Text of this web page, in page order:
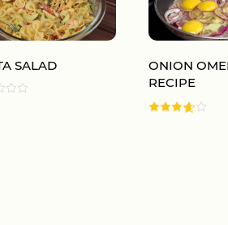
SALAD
ONION
RECIPE